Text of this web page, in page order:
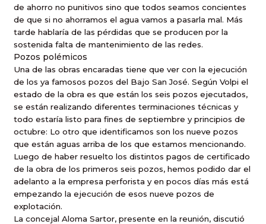
de ahorro no punitivos sino que todos seamos concientes
de que si no ahorramos el agua vamos a pasarla mal. Más
tarde hablaría de las pérdidas que se producen por la
sostenida falta de mantenimiento de las redes.
Pozos polémicos
Una de las obras encaradas tiene que ver con la ejecución
de los ya famosos pozos del Bajo San José. Según Volpi el
estado de la obra es que están los seis pozos ejecutados,
se están realizando diferentes terminaciones técnicas y
todo estaría listo para fines de septiembre y principios de
octubre:  Lo otro que identificamos son los nueve pozos
que están aguas arriba de los que estamos mencionando.
Luego de haber resuelto los distintos pagos de certificado
de la obra de los primeros seis pozos, hemos podido dar el
adelanto a la empresa perforista y en pocos días más está
empezando la ejecución de esos nueve pozos de
explotación.
La concejal Aloma Sartor, presente en la reunión, discutió